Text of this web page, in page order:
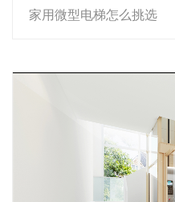
家用微型电梯怎么挑选